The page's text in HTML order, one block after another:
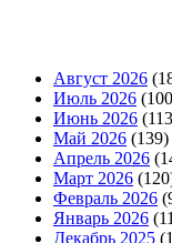
Август 2026
Июль 2026
Июнь 2026
Май 2026 (139)
Апрель 2026
Март 2026
Февраль 2026
Январь 2026
Декабрь 2025